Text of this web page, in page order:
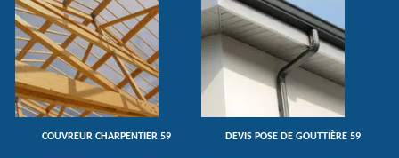
COUVREUR CHARPENTIER 59 DEVIS POSE DE GOUTTIÈRE 59